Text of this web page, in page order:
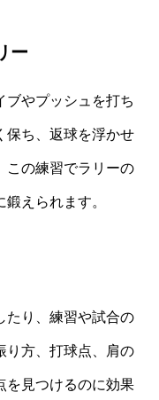
ー
ブやプッシュを打ち
保ち、返球を浮かせ
この練習でラリーの
えられます。
たり、練習や試合の
り方、打球点、肩の
を見つけるのに効果